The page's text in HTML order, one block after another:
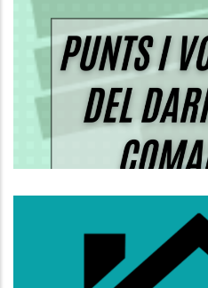
ORDRE DEL DIA I
S’obre La